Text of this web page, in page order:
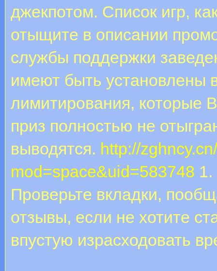
джекпотом. Список игр,
отыщите в описании
службы поддержки
имеют быть установлены
лимитирования, которые
приз полностью не
выводятся. http://
mod=space&uid=583748
Проверьте вкладки,
отзывы, если не хотите
впустую израсходовать